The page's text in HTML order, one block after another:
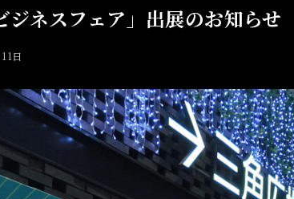
ジネスフェア」出展のお知らせ
日